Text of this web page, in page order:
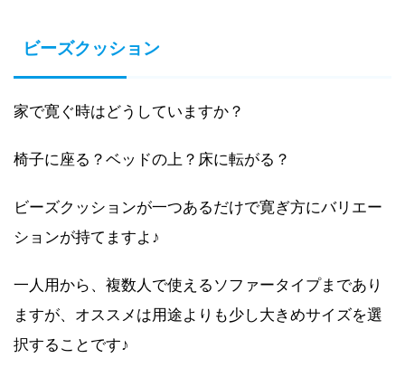
ビーズクッション
家で寛ぐ時はどうしていますか？
椅子に座る？ベッドの上？床に転がる？
ビーズクッションが一つあるだけで寛ぎ方にバリエー
ションが持てますよ♪
一人用から、複数人で使えるソファータイプまであり
ますが、オススメは用途よりも少し大きめサイズを選
択することです♪